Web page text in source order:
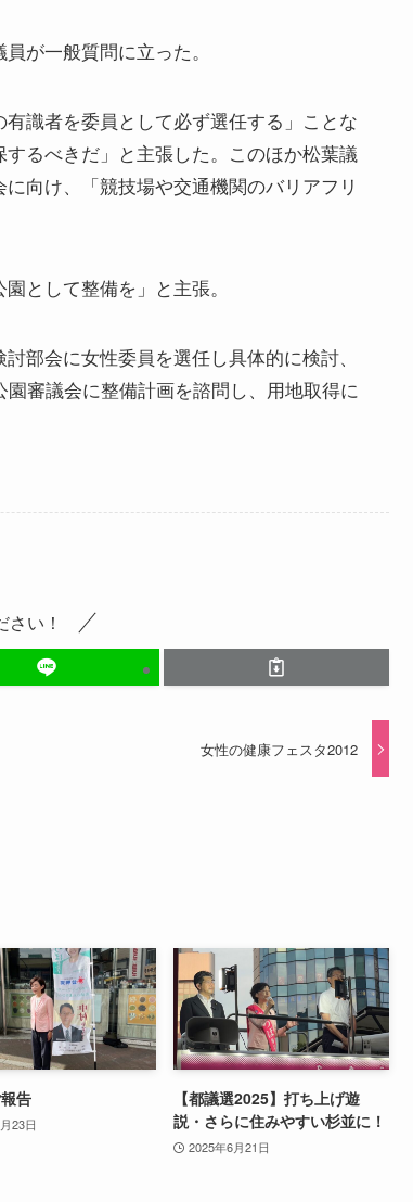
が一般質問に立った。
識者を委員として必ず選任する」ことな
るべきだ」と主張した。このほか松葉議
向け、「競技場や交通機関のバリアフリ
として整備を」と主張。
部会に女性委員を選任し具体的に検討、
審議会に整備計画を諮問し、用地取得に
い！
女性の健康フェスタ2012
告
23日
【都議選2025】打ち上げ遊
説・さらに住みやすい杉並に！
2025年6月21日